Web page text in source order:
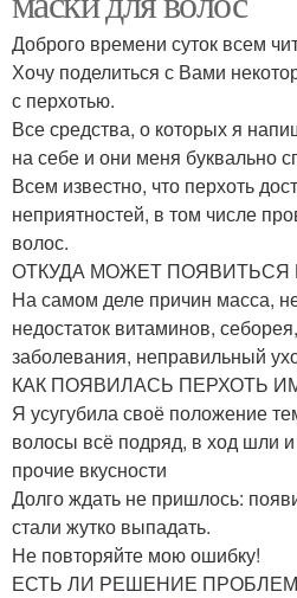
Доброго времени суток всем
Хочу поделиться с Вами
с перхотью.
Все средства, о которых я
на себе и они меня буквально
Всем известно, что перхоть
неприятностей, в том числе
волос.
ОТКУДА МОЖЕТ ПОЯВИТЬСЯ
На самом деле причин масса,
недостаток витаминов,
заболевания, неправильный
КАК ПОЯВИЛАСЬ ПЕРХОТЬ
Я усугубила своё положение
волосы всё подряд, в ход шли и
прочие вкусности
Долго ждать не пришлось:
стали жутко выпадать.
Не повторяйте мою ошибку!
ЕСТЬ ЛИ РЕШЕНИЕ